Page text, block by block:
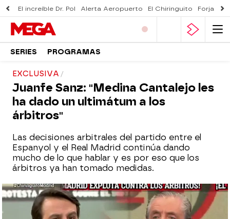
El increíble Dr. Pol Alerta Aeropuerto El Chiringuito Forjado
SERIES PROGRAMAS
EXCLUSIVA
Juanfe Sanz: "Medina Cantalejo les
ha dado un ultimátum a los
árbitros"
Las decisiones arbitrales del partido entre el
Espanyol y el Real Madrid continúa dando
mucho de lo que hablar y es por eso que los
árbitros ya han tomado medidas.